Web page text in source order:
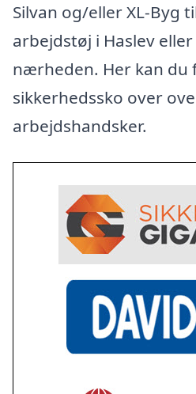
Silvan og/eller XL-Byg
arbejdstøj i Haslev
nærheden. Her kan du
sikkerhedssko over
arbejdshandsker.